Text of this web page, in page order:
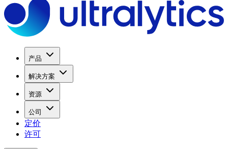
产品
解决方案
资源
公司
定价
许可